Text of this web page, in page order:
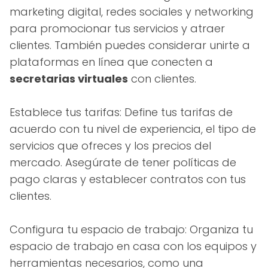
marketing digital, redes sociales y networking
para promocionar tus servicios y atraer
clientes. También puedes considerar unirte a
plataformas en línea que conecten a
secretarias virtuales con clientes.
Establece tus tarifas: Define tus tarifas de
acuerdo con tu nivel de experiencia, el tipo de
servicios que ofreces y los precios del
mercado. Asegúrate de tener políticas de
pago claras y establecer contratos con tus
clientes.
Configura tu espacio de trabajo: Organiza tu
espacio de trabajo en casa con los equipos y
herramientas necesarios, como una